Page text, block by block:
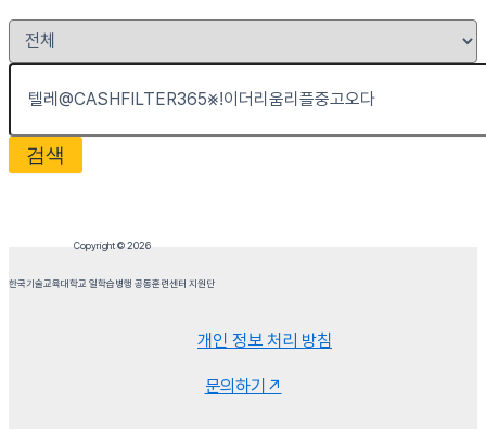
검색
Copyright © 2026
한국기술교육대학교 일학습병행 공동훈련센터 지원단
개인 정보 처리 방침
문의하기↗